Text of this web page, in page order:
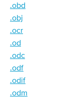
.obd
.obj
.ocr
.od
.odc
.odf
.odif
.odm